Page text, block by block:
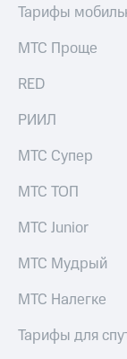
регионе
и акционерам
ПАО
"МТС"
Личный
Тарифы
МТС Проще
RED
РИИЛ
МТС Супер
МТС ТОП
МТС Junior
МТС Мудрый
МТС Налегке
Тарифы для